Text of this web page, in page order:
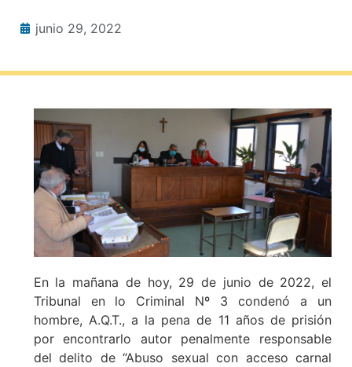
junio 29, 2022
En la mañana de hoy, 29 de junio de 2022, el
Tribunal en lo Criminal Nº 3 condenó a un
hombre, A.Q.T., a la pena de 11 años de prisión
por encontrarlo autor penalmente responsable
del delito de “Abuso sexual con acceso carnal